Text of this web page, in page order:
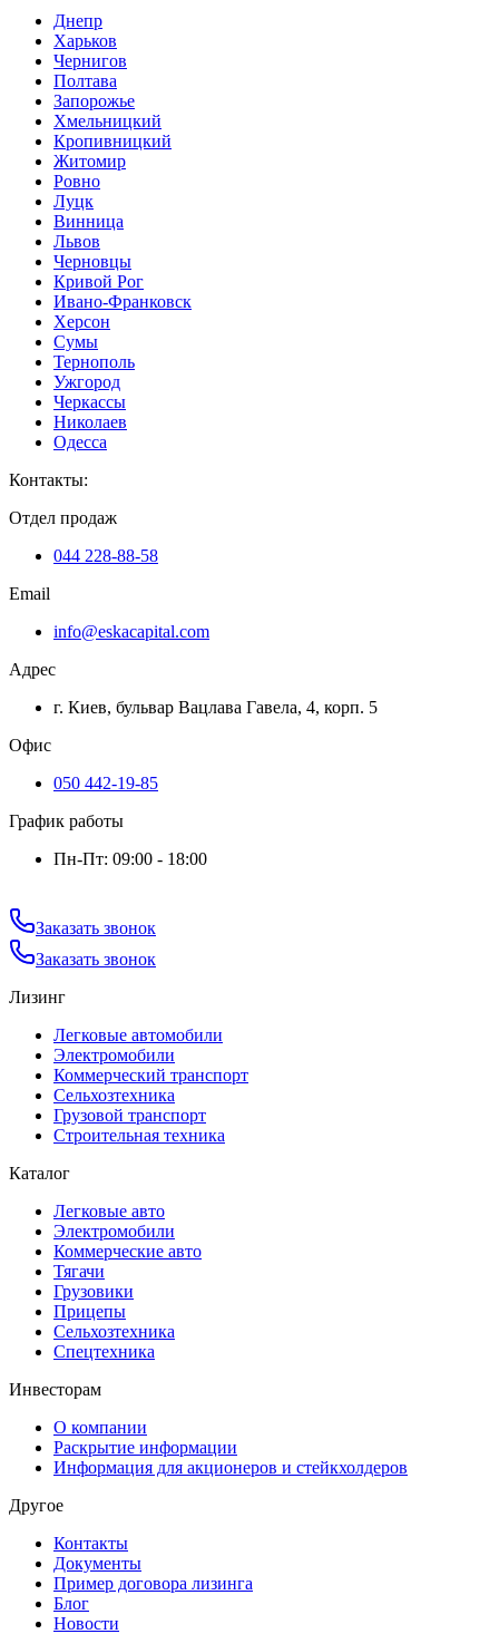
Днепр
Харьков
Чернигов
Полтава
Запорожье
Хмельницкий
Кропивницкий
Житомир
Ровно
Луцк
Винница
Львов
Черновцы
Кривой Рог
Ивано-Франковск
Херсон
Сумы
Тернополь
Ужгород
Черкассы
Николаев
Одесса
Контакты:
Отдел продаж
044 228-88-58
Email
info@eskacapital.com
Адрес
г. Киев, бульвар Вацлава Гавела, 4, корп. 5
Офис
050 442-19-85
График работы
Пн-Пт: 09:00 - 18:00
Заказать звонок
Заказать звонок
Лизинг
Легковые автомобили
Электромобили
Коммерческий транспорт
Сельхозтехника
Грузовой транспорт
Строительная техника
Каталог
Легковые авто
Электромобили
Коммерческие авто
Тягачи
Грузовики
Прицепы
Сельхозтехника
Спецтехника
Инвесторам
О компании
Раскрытие информации
Информация для акционеров и стейкхолдеров
Другое
Контакты
Документы
Пример договора лизинга
Блог
Новости